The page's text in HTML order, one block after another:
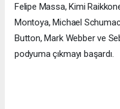
Felipe Massa, Kimi
Montoya, Michael
Button, Mark Webber ve
podyuma çıkmayı başardı.